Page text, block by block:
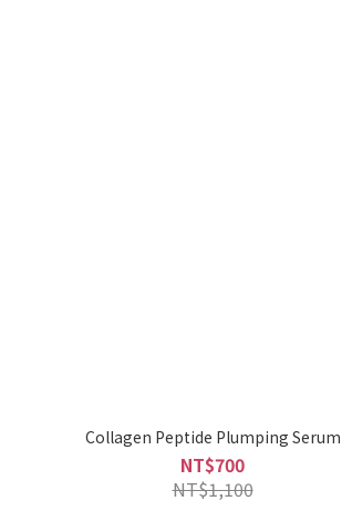
Collagen Peptide Plumping Serum
NT$700
NT$1,100